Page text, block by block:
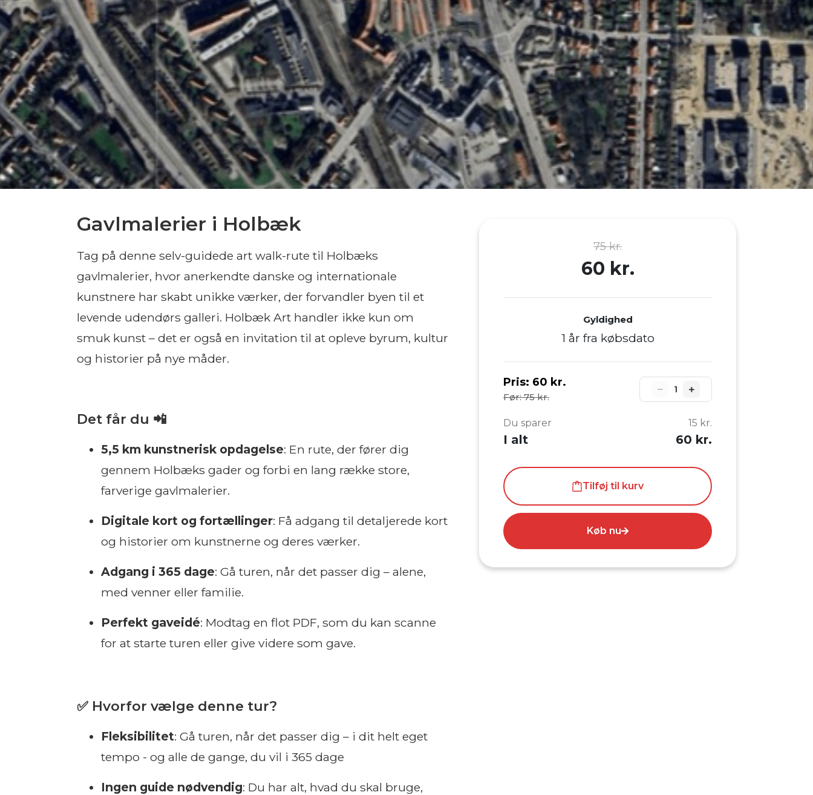
Gavlmalerier i Holbæk
Tag på denne selv-guidede art walk-rute til Holbæks
gavlmalerier, hvor anerkendte danske og internationale
kunstnere har skabt unikke værker, der forvandler byen til et
levende udendørs galleri. Holbæk Art handler ikke kun om
smuk kunst – det er også en invitation til at opleve byrum, kultur
og historier på nye måder.
Det får du 📲
5,5 km kunstnerisk opdagelse: En rute, der fører dig
gennem Holbæks gader og forbi en lang række store,
farverige gavlmalerier.
Digitale kort og fortællinger: Få adgang til detaljerede kort
og historier om kunstnerne og deres værker.
Adgang i 365 dage: Gå turen, når det passer dig – alene,
med venner eller familie.
Perfekt gaveidé: Modtag en flot PDF, som du kan scanne
for at starte turen eller give videre som gave.
✅ Hvorfor vælge denne tur?
Fleksibilitet: Gå turen, når det passer dig – i dit helt eget
tempo - og alle de gange, du vil i 365 dage
Ingen guide nødvendig: Du har alt, hvad du skal bruge,
75 kr.
60 kr.
Gyldighed
1 år fra købsdato
Pris: 60 kr.
Før: 75 kr.
1
Du sparer 15 kr.
I alt 60 kr.
Tilføj til kurv
Køb nu